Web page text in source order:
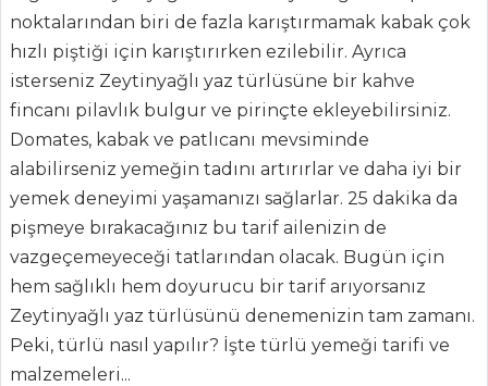
ANASAYFA
BLOG
Medya
Aktüel
Chefs
noktalarından biri de fazla karıştırmamak kabak çok
hızlı piştiği için karıştırırken ezilebilir. Ayrıca
isterseniz Zeytinyağlı yaz türlüsüne bir kahve
fincanı pilavlık bulgur ve pirinçte ekleyebilirsiniz.
Domates, kabak ve patlıcanı mevsiminde
alabilirseniz yemeğin tadını artırırlar ve daha iyi bir
yemek deneyimi yaşamanızı sağlarlar. 25 dakika da
pişmeye bırakacağınız bu tarif ailenizin de
vazgeçemeyeceği tatlarından olacak. Bugün için
hem sağlıklı hem doyurucu bir tarif arıyorsanız
Zeytinyağlı yaz türlüsünü denemenizin tam zamanı.
Peki, türlü nasıl yapılır? İşte türlü yemeği tarifi ve
malzemeleri...